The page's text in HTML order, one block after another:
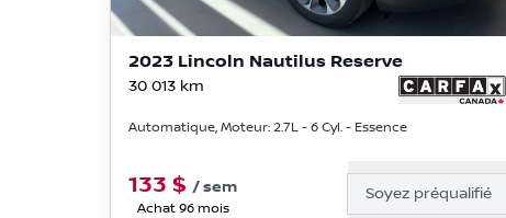
2023 Lincoln Nautilus Reserve
30 013 km
Automatique, Moteur: 2.7L - 6 Cyl. - Essence
133 $ /sem
Achat 96 mois
Soyez préqualifié